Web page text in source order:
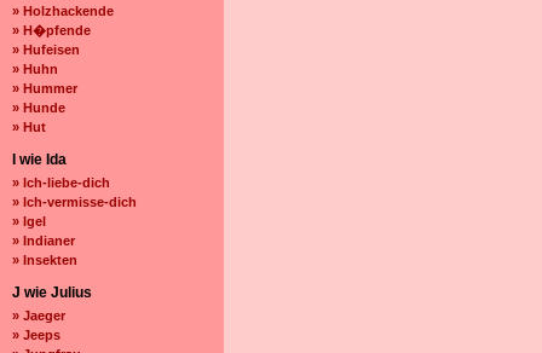
» Holzhackende
» H�pfende
» Hufeisen
» Huhn
» Hummer
» Hunde
» Hut
I wie Ida
» Ich-liebe-dich
» Ich-vermisse-dich
» Igel
» Indianer
» Insekten
J wie Julius
» Jaeger
» Jeeps